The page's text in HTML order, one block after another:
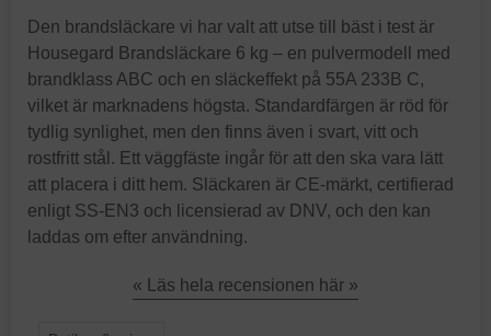
Den brandsläckare vi har valt att utse till bäst i test är
Housegard Brandsläckare 6 kg – en pulvermodell med
brandklass ABC och en släckeffekt på 55A 233B C,
vilket är marknadens högsta. Standardfärgen är röd för
tydlig synlighet, men den finns även i svart, vitt och
rostfritt stål. Ett väggfäste ingår för att den ska vara lätt
att placera i ditt hem. Släckaren är CE-märkt, certifierad
enligt SS-EN3 och licensierad av DNV, och den kan
laddas om efter användning.
« Läs hela recensionen här »